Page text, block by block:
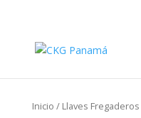
Inicio / Llaves Fregaderos